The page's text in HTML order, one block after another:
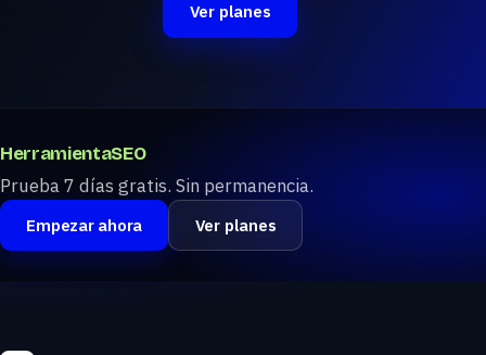
Ver planes
HerramientaSEO
Prueba 7 días gratis. Sin permanencia.
Empezar ahora Ver planes